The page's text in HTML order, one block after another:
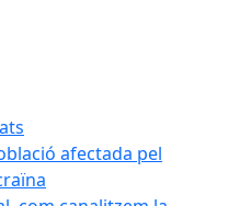
afectada pel